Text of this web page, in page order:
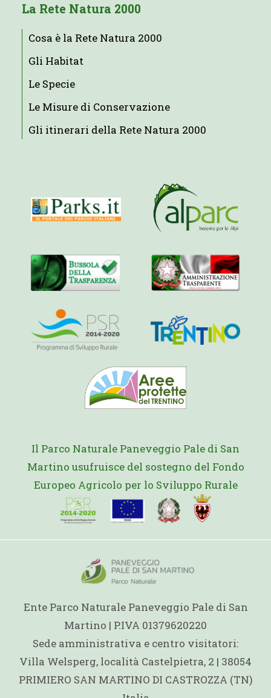
La Rete Natura 2000
Cosa è la Rete Natura 2000
Gli Habitat
Le Specie
Le Misure di Conservazione
Gli itinerari della Rete Natura 2000
Il Parco Naturale Paneveggio Pale di San
Martino usufruisce del sostegno del Fondo
Europeo Agricolo per lo Sviluppo Rurale
Ente Parco Naturale Paneveggio Pale di San
Martino | P.IVA 01379620220
Sede amministrativa e centro visitatori:
Villa Welsperg, località Castelpietra, 2 | 38054
PRIMIERO SAN MARTINO DI CASTROZZA (TN)